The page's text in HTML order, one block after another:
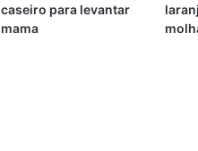
caseiro para levantar
mama